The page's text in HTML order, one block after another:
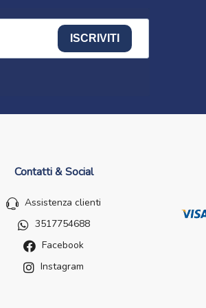
ISCRIVITI
Contatti & Social
Assistenza clienti
3517754688
Facebook
Instagram